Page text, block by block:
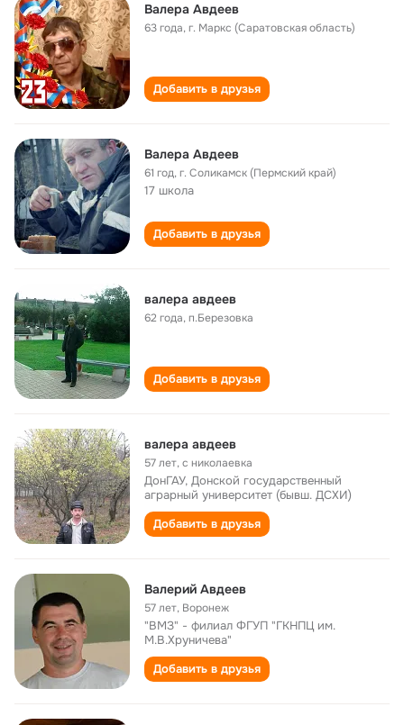
Валера Авдеев
63 года,г. Маркс (Саратовская область)
Добавить в друзья
Валера Авдеев
61 год,г. Соликамск (Пермский край)
17 школа
Добавить в друзья
валера авдеев
62 года,п.Березовка
Добавить в друзья
валера авдеев
57 лет,с николаевка
ДонГАУ, Донской государственный
аграрный университет (бывш. ДСХИ)
Добавить в друзья
Валерий Авдеев
57 лет, Воронеж
"ВМЗ" - филиал ФГУП "ГКНПЦ им.
М.В.Хруничева"
Добавить в друзья